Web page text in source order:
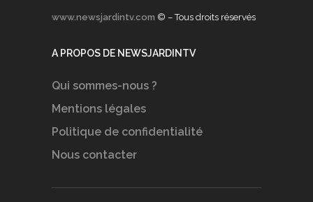
www.newsjardintv.com © – Tous droits réservés
A PROPOS DE NEWSJARDINTV
Qui sommes-nous ?
Mentions légales
Politique de confidentialité
Nous contacter